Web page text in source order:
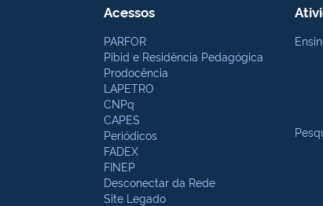
Acessos
PARFOR
Pibid e Residência Pedagógica
Prodocência
LAPETRO
CNPq
CAPES
Periódicos
FADEX
FINEP
Desconectar da Rede
Site Legado